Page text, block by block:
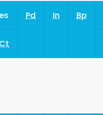
Pd In Bp